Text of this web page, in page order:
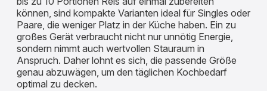
können, sind kompakte Varianten ideal für Singles oder
Paare, die weniger Platz in der Küche haben. Ein zu
großes Gerät verbraucht nicht nur unnötig Energie,
sondern nimmt auch wertvollen Stauraum in
Anspruch. Daher lohnt es sich, die passende Größe
genau abzuwägen, um den täglichen Kochbedarf
optimal zu decken.